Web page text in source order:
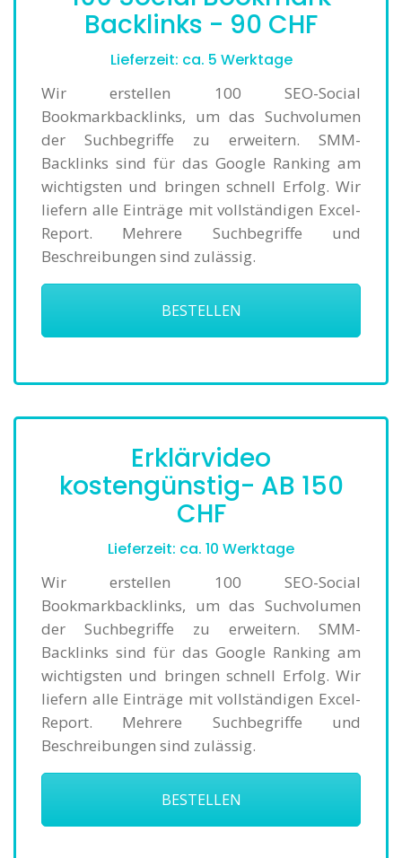
Backlinks - 90 CHF
Lieferzeit: ca. 5 Werktage
Wir erstellen 100 SEO-Social
Bookmarkbacklinks, um das Suchvolumen
der Suchbegriffe zu erweitern. SMM-
Backlinks sind für das Google Ranking am
wichtigsten und bringen schnell Erfolg. Wir
liefern alle Einträge mit vollständigen Excel-
Report. Mehrere Suchbegriffe und
Beschreibungen sind zulässig.
BESTELLEN
Erklärvideo
kostengünstig- AB 150
CHF
Lieferzeit: ca. 10 Werktage
Wir erstellen 100 SEO-Social
Bookmarkbacklinks, um das Suchvolumen
der Suchbegriffe zu erweitern. SMM-
Backlinks sind für das Google Ranking am
wichtigsten und bringen schnell Erfolg. Wir
liefern alle Einträge mit vollständigen Excel-
Report. Mehrere Suchbegriffe und
Beschreibungen sind zulässig.
BESTELLEN